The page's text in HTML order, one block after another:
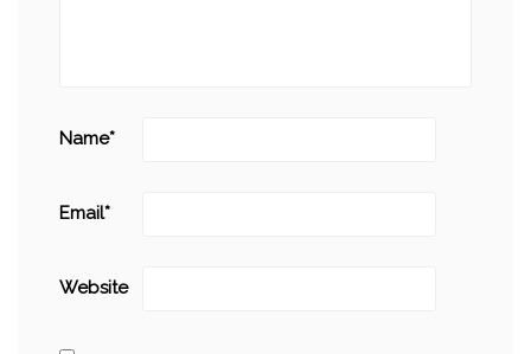
Name*
Email*
Website